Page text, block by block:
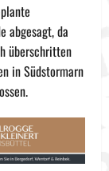
abgesagt, da
überschritten
in Südstormarn